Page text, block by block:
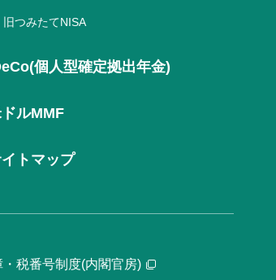
旧つみたてNISA
個人型確定拠出年金)
ルMMF
トマップ
税番号制度(内閣官房)